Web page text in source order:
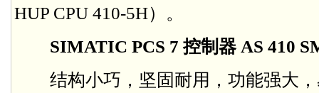
HUP CPU 410-5H）。
SIMATIC PCS 7 控制器 AS 410
结构小巧，坚固耐用，功能强大，